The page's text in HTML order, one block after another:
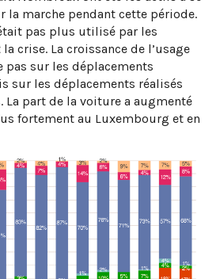
la marche pendant cette période.
pas plus utilisé par les
crise. La croissance de l’usage
pas sur les déplacements
sur les déplacements réalisés
La part de la voiture a augmenté
fortement au Luxembourg et en